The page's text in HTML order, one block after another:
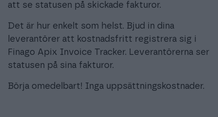
att se statusen på skickade fakturor.
Det är hur enkelt som helst. Bjud in dina
leverantörer att kostnadsfritt registrera sig i
Finago Apix Invoice Tracker. Leverantörerna ser
statusen på sina fakturor.
Börja omedelbart! Inga uppsättningskostnader.